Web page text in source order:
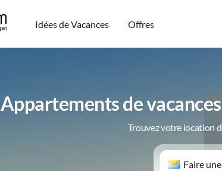
Idées de Vacances Offres
Appartements de
Trouvez votre location
Faire